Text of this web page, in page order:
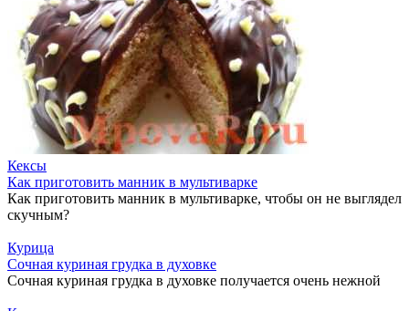
Кексы
Как приготовить манник в мультиварке
Как приготовить манник в мультиварке, чтобы он не выглядел
скучным?
Курица
Сочная куриная грудка в духовке
Сочная куриная грудка в духовке получается очень нежной